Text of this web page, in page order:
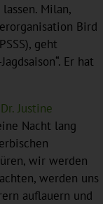
Milan,
Bird
geht
Er hat
Justine
Nacht lang
wir werden
werden uns
auflauern und